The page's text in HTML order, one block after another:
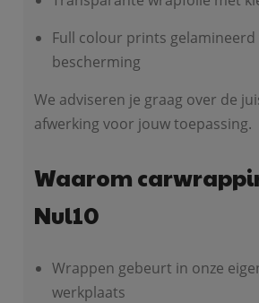
Full colour prints
bescherming
We adviseren je graag over de
afwerking voor jouw toepassing.
Waarom
Nul10
Wrappen gebeurt in onze
werkplaats